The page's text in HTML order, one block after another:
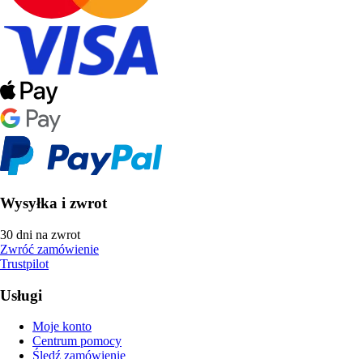
Wysyłka i zwrot
30 dni na zwrot
Zwróć zamówienie
Trustpilot
Usługi
Moje konto
Centrum pomocy
Śledź zamówienie